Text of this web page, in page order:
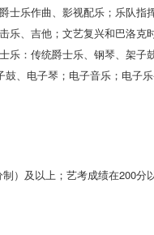
士乐作曲、影视配乐；乐队
乐、吉他；文艺复兴和巴洛
乐：传统爵士乐、钢琴、架
、电子琴；电子音乐；电子乐
）及以上；艺考成绩在200分